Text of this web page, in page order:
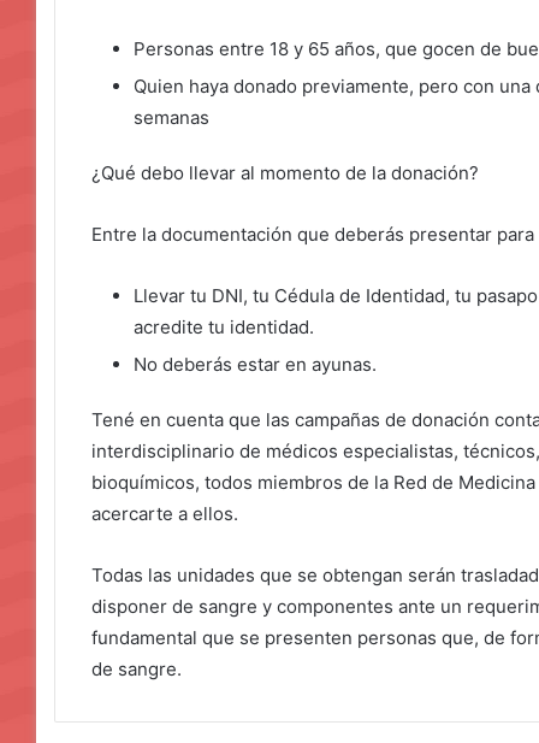
Personas entre 18 y 65 años, que gocen de
Quien haya donado previamente, pero con
semanas
¿Qué debo llevar al momento de la donación?
Entre la documentación que deberás presentar
Llevar tu DNI, tu Cédula de Identidad, tu
acredite tu identidad.
No deberás estar en ayunas.
Tené en cuenta que las campañas de donación
interdisciplinario de médicos especialistas,
bioquímicos, todos miembros de la Red de
acercarte a ellos.
Todas las unidades que se obtengan serán
disponer de sangre y componentes ante un
fundamental que se presenten personas que, de
de sangre.